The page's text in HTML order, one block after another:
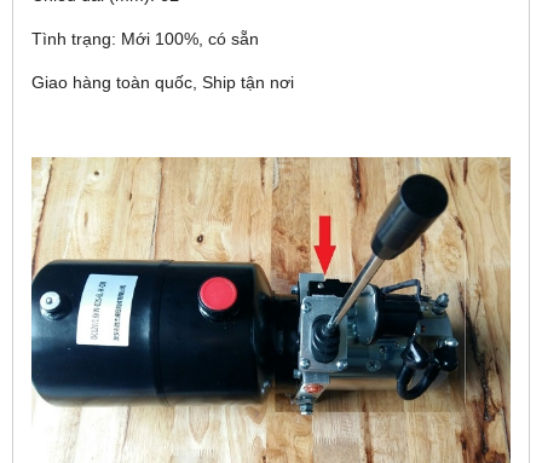
Tình trạng: Mới 100%, có sẵn
Giao hàng toàn quốc, Ship tận nơi